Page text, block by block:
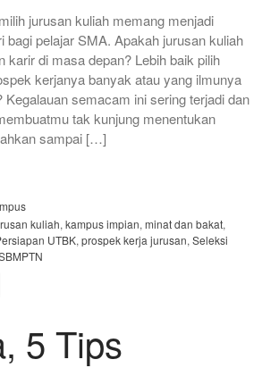
jurusan kuliah memang menjadi
bagi pelajar SMA. Apakah jurusan kuliah
karir di masa depan? Lebih baik pilih
kerjanya banyak atau yang ilmunya
Kegalauan semacam ini sering terjadi dan
tak kunjung menentukan
sampai […]
kuliah, kampus impian, minat dan bakat,
UTBK, prospek kerja jurusan, Seleksi
5 Tips